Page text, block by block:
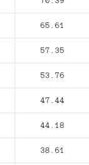
65.61
57.35
53.76
47.44
44.18
38.61